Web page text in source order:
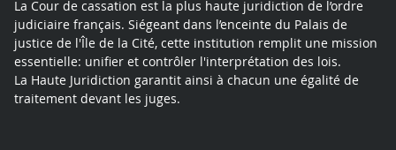
La Cour de cassation est la plus haute juridiction de l’ordre
judiciaire français. Siégeant dans l’enceinte du Palais de
justice de l'Île de la Cité, cette institution remplit une mission
essentielle: unifier et contrôler l'interprétation des lois.
La Haute Juridiction garantit ainsi à chacun une égalité de
traitement devant les juges.